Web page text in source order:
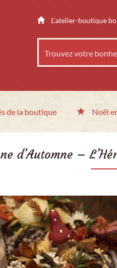
L'atelier-boutique
de la boutique Noël
d’Automne –